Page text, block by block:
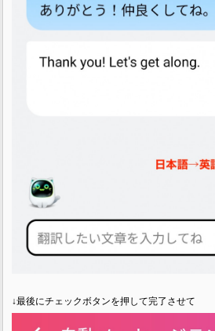
↓最後にチェックボタンを押して完了させて